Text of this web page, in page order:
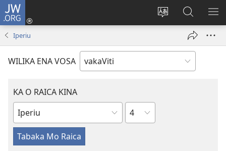
JW.ORG
Veisautaka
Dolava
(opens
Vaqara
ena
JW.ORG
Iperiu
WILIKA ENA VOSA
KA O RAICA KINA
iVola
ena
iVolatabu
Wase